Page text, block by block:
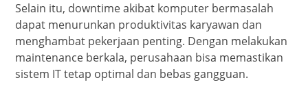
Selain itu, downtime akibat komputer bermasalah
dapat menurunkan produktivitas karyawan dan
menghambat pekerjaan penting. Dengan melakukan
maintenance berkala, perusahaan bisa memastikan
sistem IT tetap optimal dan bebas gangguan.